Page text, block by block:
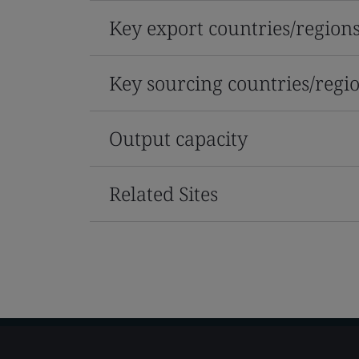
Key export countries/regions
Key sourcing countries/
Output capacity
Related Sites